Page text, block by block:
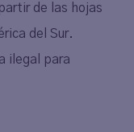
de las hojas
del Sur.
ilegal para